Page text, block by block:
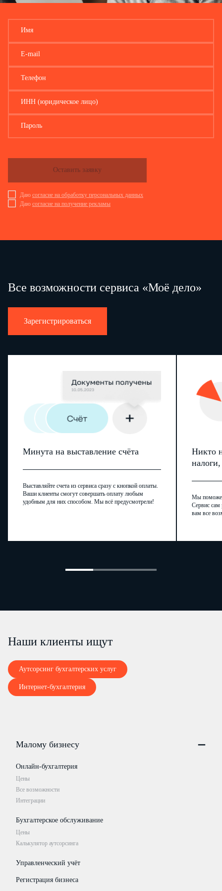
Имя
E-mail
Телефон
ИНН (юридическое лицо)
Пароль
Даю согласие на обработку персональных данных
Даю согласие на получение рекламы
Оставить заявку
Все возможности сервиса «Моё дело»
Зарегистрироваться
Минута на выставление счёта
Выставляйте счета из сервиса сразу с кнопкой оплаты.
Ваши клиенты смогут совершать оплату любым
удобным для них способом. Мы всё предусмотрели!
Никто
Мы
Сервис сам
вам все
Наши клиенты ищут
Аутсорсинг бухгалтерских услуг
Интернет-бухгалтерия
Малому бизнесу
Онлайн-бухгалтерия
Цены
Все возможности
Интеграции
Бухгалтерское обслуживание
Цены
Калькулятор аутсорсинга
Управленческий учёт
Регистрация бизнеса